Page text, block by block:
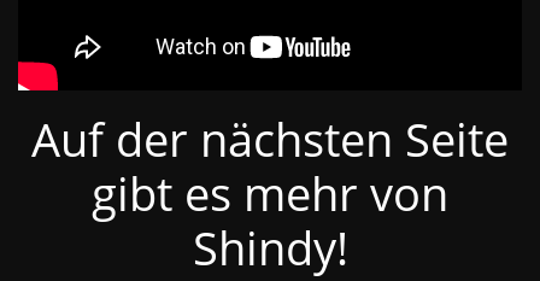
Auf der nächsten Seite
gibt es mehr von
Shindy!